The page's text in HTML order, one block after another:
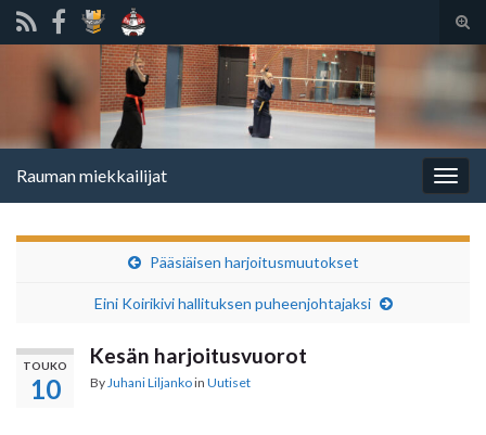
Search for:
Rauman miekkailijat
Pääsiäisen harjoitusmuutokset
Eini Koirikivi hallituksen puheenjohtajaksi
TOUKO
10
Kesän harjoitusvuorot
By Juhani Liljankoin Uutiset